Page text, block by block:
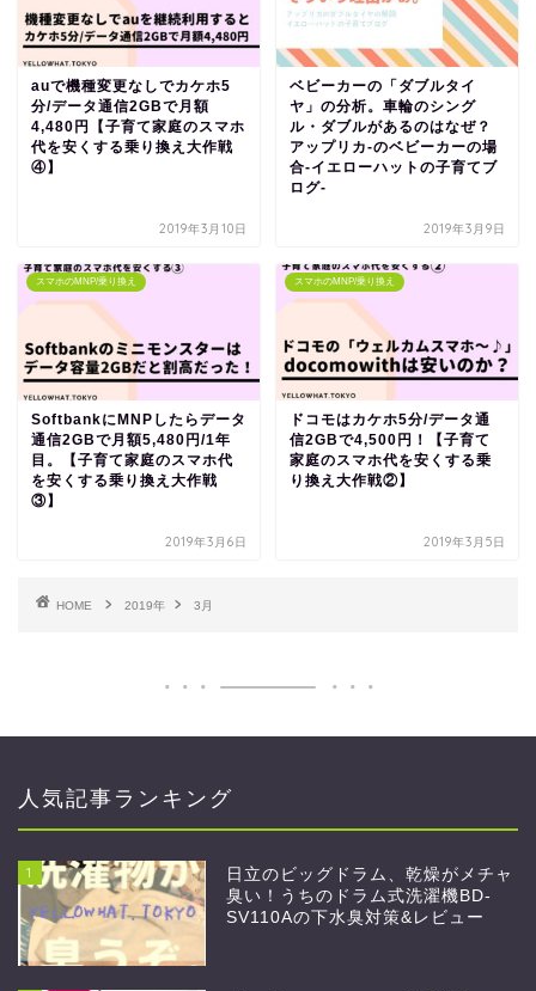
auで機種変更なしでカケホ5
分/データ通信2GBで月額
4,480円【子育て家庭のスマホ
代を安くする乗り換え大作戦
④】
2019年3月10日
ベビーカーの「ダブルタイ
ヤ」の分析。車輪のシング
ル・ダブルがあるのはなぜ？
アップリカ-のベビーカーの場
合-イエローハットの子育てブ
ログ-
2019年3月9日
スマホのMNP/乗り換え
SoftbankにMNPしたらデータ
通信2GBで月額5,480円/1年
目。【子育て家庭のスマホ代
を安くする乗り換え大作戦
③】
2019年3月6日
スマホのMNP/乗り換え
ドコモはカケホ5分/データ通
信2GBで4,500円！【子育て
家庭のスマホ代を安くする乗
り換え大作戦②】
2019年3月5日
HOME 2019年 3月
人気記事ランキング
1
日立のビッグドラム、乾燥がメチャ
臭い！うちのドラム式洗濯機BD-
SV110Aの下水臭対策&レビュー